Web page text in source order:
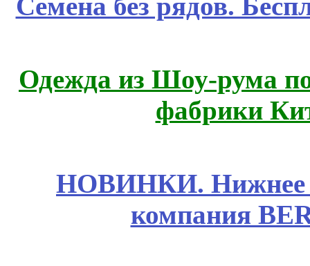
Одежда из Шоу-рума
фабрики
НОВИНКИ. Нижнее
компания